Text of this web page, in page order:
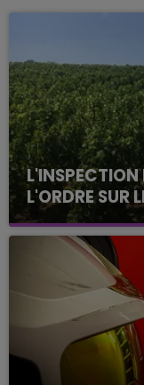
L'INSPECTION
L'ORDRE SUR
Alors que les
s'est avéré être
l'inspection du
les conditions de...